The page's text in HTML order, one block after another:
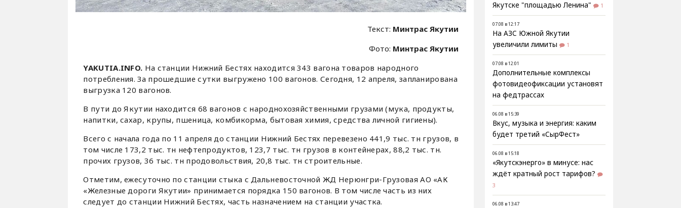
Текст: Минтрас Якутии
Фото: Минтрас Якутии
YAKUTIA.INFO. На станции Нижний Бестях находится 343 вагона товаров народного
потребления. За прошедшие сутки выгружено 100 вагонов. Сегодня, 12 апреля, запланирована
выгрузка 120 вагонов.
В пути до Якутии находится 68 вагонов с народнохозяйственными грузами (мука, продукты,
напитки, сахар, крупы, пшеница, комбикорма, бытовая химия, средства личной гигиены).
Всего с начала года по 11 апреля до станции Нижний Бестях перевезено 441,9 тыс. тн грузов, в
том числе 173,2 тыс. тн нефтепродуктов, 123,7 тыс. тн грузов в контейнерах, 88,2 тыс. тн.
прочих грузов, 36 тыс. тн продовольствия, 20,8 тыс. тн строительные.
Отметим, ежесуточно по станции стыка с Дальневосточной ЖД Нерюнгри-Грузовая АО «АК
«Железные дороги Якутии» принимается порядка 150 вагонов. В том числе часть из них
следует до станции Нижний Бестях, часть назначением на станции участка.
Якутске "площадью Ленина"
1
07.08 в 12:17
На АЗС Южной Якутии
увеличили лимиты
1
07.08 в 12:01
Дополнительные комплексы
фотовидеофиксации установят
на федтрассах
06.08 в 15:39
Вкус, музыка и энергия: каким
будет третий «СырФест»
06.08 в 15:18
«Якутскэнерго» в минусе: нас
ждёт кратный рост тарифов?
3
06.08 в 13:47